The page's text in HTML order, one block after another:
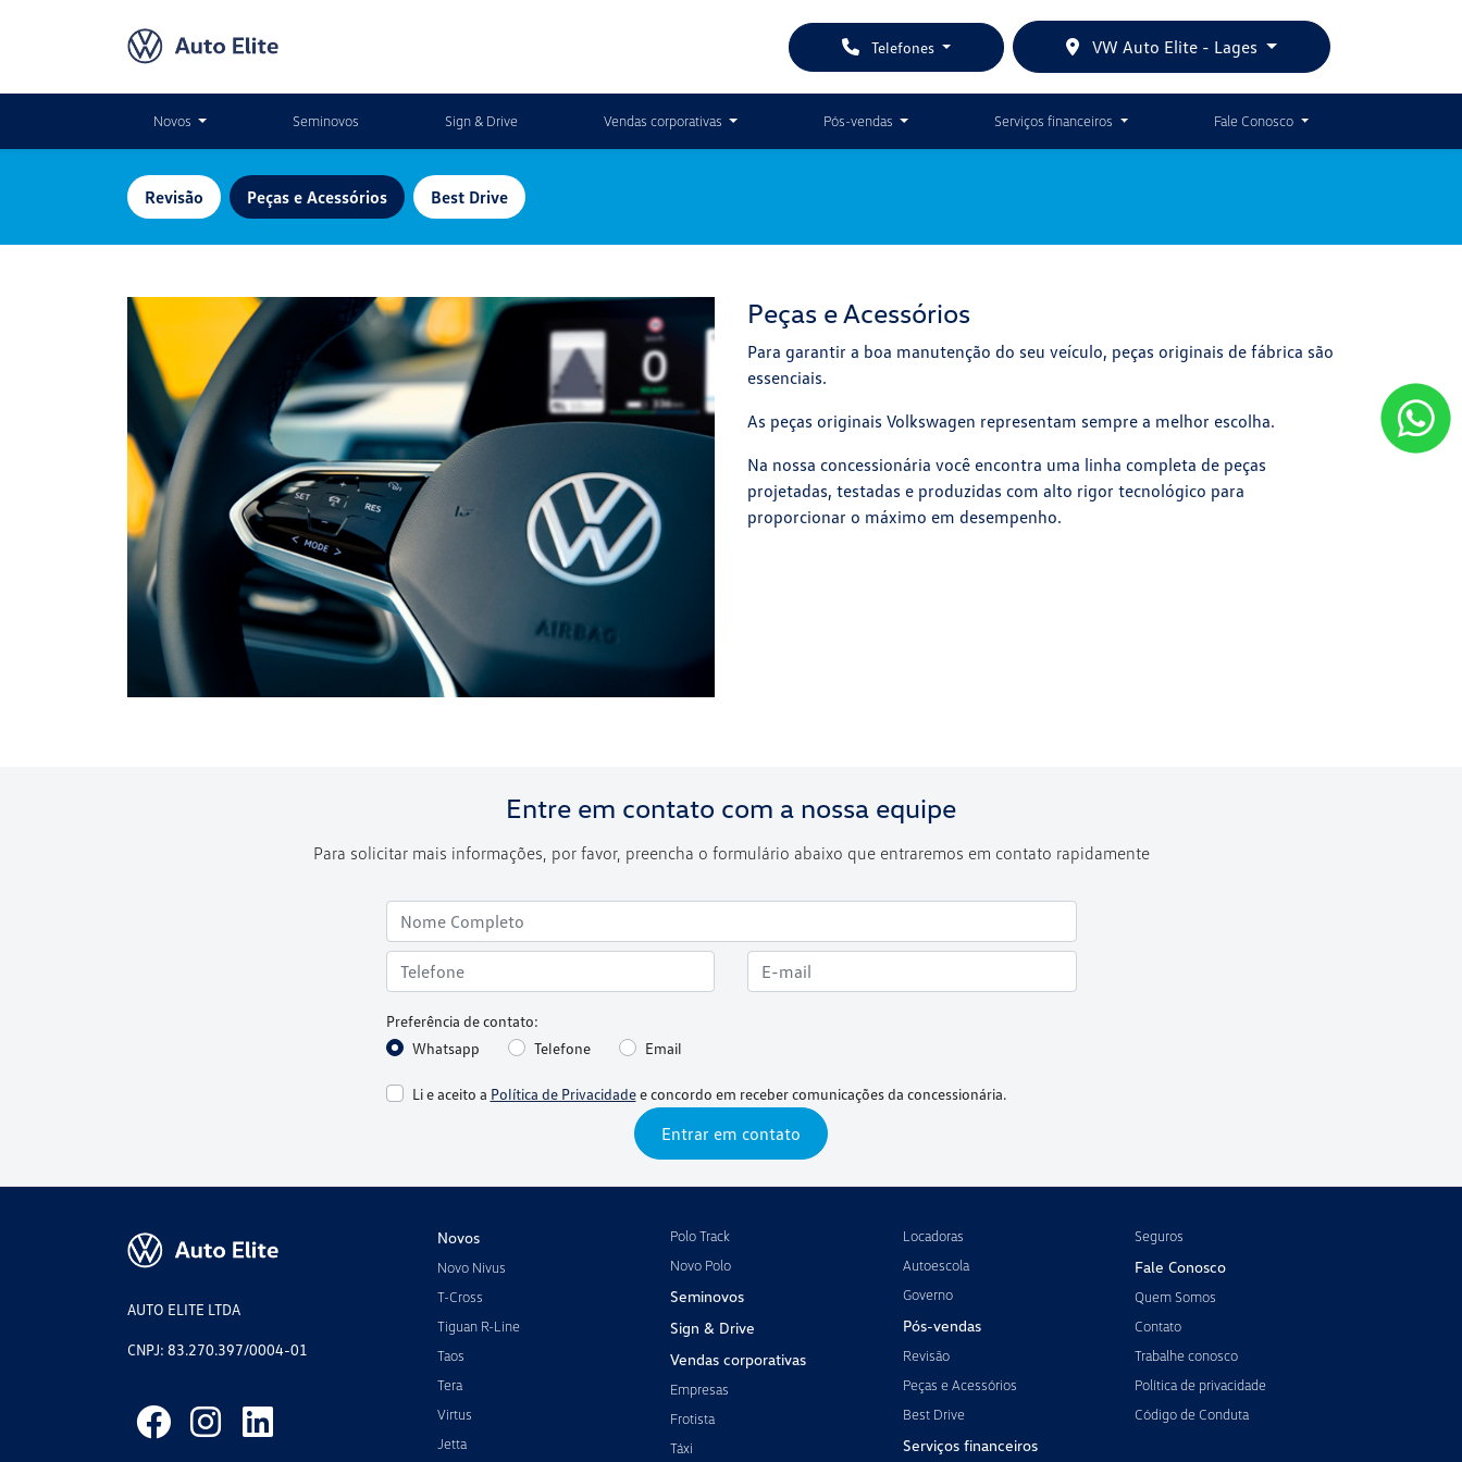
Telefones VW Auto Elite - Lages
Novos Seminovos Sign & Drive Vendas corporativas Pós-vendas Serviços financeiros Fale Conosco
Revisão Peças e Acessórios Best Drive
Peças e Acessórios
Para garantir a boa manutenção do seu veículo, peças originais de fábrica são
essenciais.
As peças originais Volkswagen representam sempre a melhor escolha.
Na nossa concessionária você encontra uma linha completa de peças
projetadas, testadas e produzidas com alto rigor tecnológico para
proporcionar o máximo em desempenho.
Entre em contato com a nossa equipe
Para solicitar mais informações, por favor, preencha o formulário abaixo que entraremos em contato rapidamente
Preferência de contato:
Whatsapp
Telefone Email
Li e aceito a Política de Privacidadee concordo em receber comunicações da concessionária.
Entrar em contato
AUTO ELITE LTDA
CNPJ: 83.270.397/0004-01
Novos
Novo Nivus
T-Cross
Tiguan R-Line
Taos
Tera
Virtus
Jetta
Polo Track
Novo Polo
Seminovos
Sign & Drive
Vendas corporativas
Empresas
Frotista
Táxi
Locadoras
Autoescola
Governo
Pós-vendas
Revisão
Peças e Acessórios
Best Drive
Serviços financeiros
Seguros
Fale Conosco
Quem Somos
Contato
Trabalhe conosco
Política de privacidade
Código de Conduta